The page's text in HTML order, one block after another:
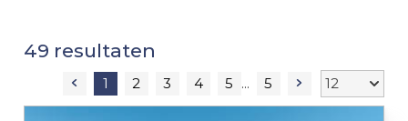
resultaten
1 2 3 4 5 5